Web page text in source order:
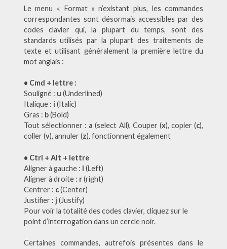
Le menu « Format » n’existant plus, les commandes
correspondantes sont désormais accessibles par des
codes clavier qui, la plupart du temps, sont des
standards utilisés par la plupart des traitements de
texte et utilisant généralement la première lettre du
mot anglais :
• Cmd + lettre :
Souligné : u (Underlined)
Italique : i (Italic)
Gras : b(Bold)
Tout sélectionner : a(select All), Couper (x), copier (c),
coller (v), annuler (z), fonctionnent également
• Ctrl + Alt + lettre
Aligner à gauche : l (Left)
Aligner à droite : r(right)
Centrer : c(Center)
Justifier : j (Justify)
Pour voir la totalité des codes clavier, cliquez sur le
point d’interrogation dans un cercle noir.
Certaines commandes, autrefois présentes dans le